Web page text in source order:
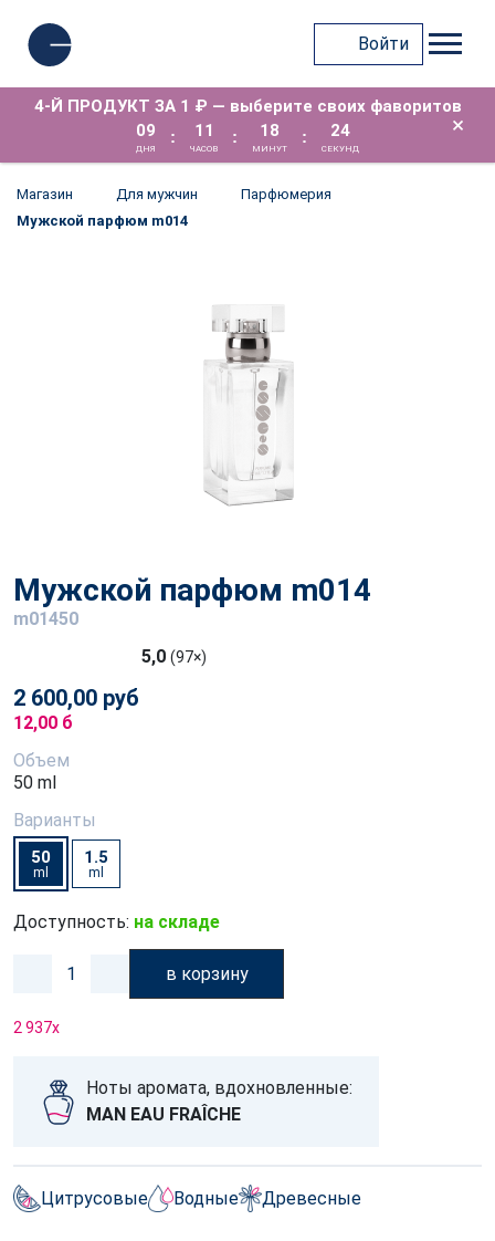
Войти
4-Й ПРОДУКТ ЗА 1 ₽ — выберите своих фаворитов
09
ДНЯ
: 11
ЧАСОВ
: 18
МИНУТ
: 24
СЕКУНД
×
Магазин Для мужчин
Парфюмерия
Мужской парфюм m014
Мужской парфюм m014
m01450
5,0 (97×)
2 600,00 руб
12,00 б
Объем
50 ml
Варианты
50
ml
1.5
ml
Доступность: на складе
в корзину
2 937x
Ноты аромата, вдохновленные:
MAN EAU FRAÎCHE
Цитрусовые Водные Древесные